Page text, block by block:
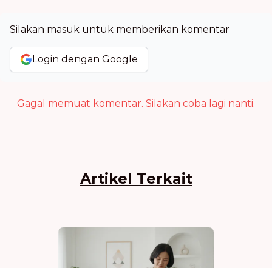
Silakan masuk untuk memberikan komentar
Login dengan Google
Gagal memuat komentar. Silakan coba lagi nanti.
Artikel Terkait